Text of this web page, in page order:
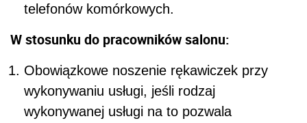
telefonów komórkowych.
W stosunku do pracowników salonu:
Obowiązkowe noszenie rękawiczek przy
wykonywaniu usługi, jeśli rodzaj
wykonywanej usługi na to pozwala